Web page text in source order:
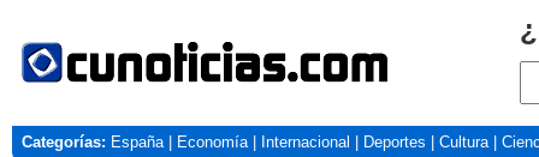
Categorías: España| Economía| Internacional Deportes Cultura|